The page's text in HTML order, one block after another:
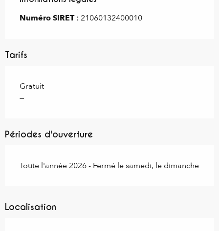
Numéro SIRET : 21060132400010
Tarifs
Gratuit
—
Périodes d'ouverture
Toute l'année 2026 - Fermé le samedi, le dimanche
Localisation